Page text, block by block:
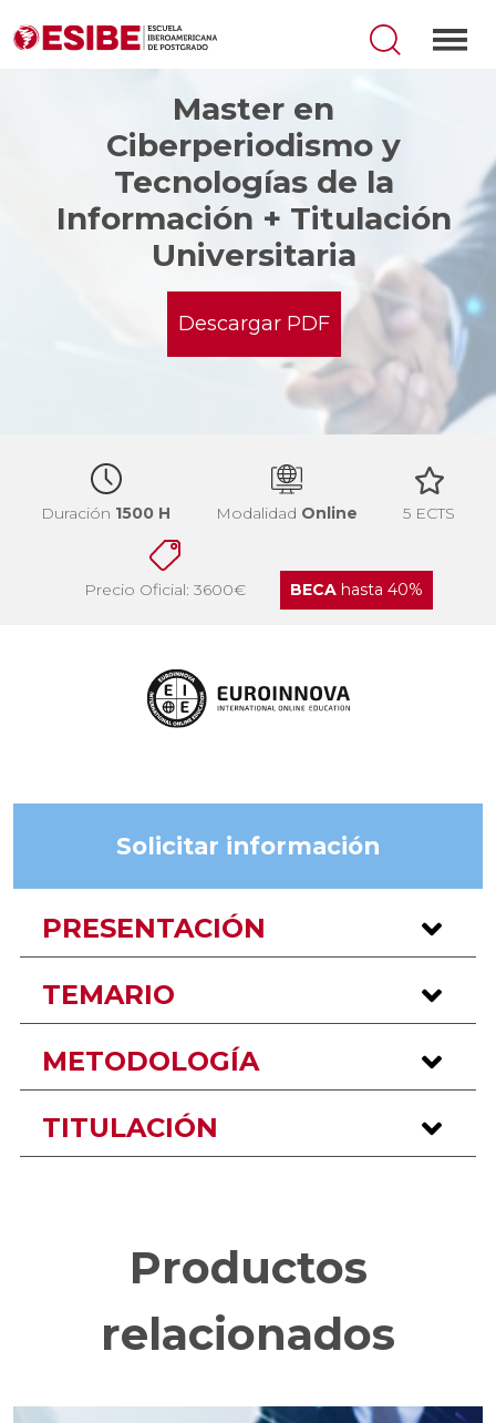
Master en
Ciberperiodismo y
Tecnologías de la
Información + Titulación
Universitaria
Descargar PDF
Duración 1500 H Modalidad Online 5 ECTS
Precio Oficial: 3600€ BECAhasta 40%
Solicitar información
PRESENTACIÓN
TEMARIO
METODOLOGÍA
TITULACIÓN
Productos
relacionados